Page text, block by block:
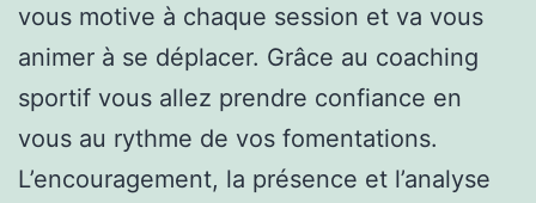
vous motive à chaque session et va vous
animer à se déplacer. Grâce au coaching
sportif vous allez prendre confiance en
vous au rythme de vos fomentations.
L’encouragement, la présence et l’analyse